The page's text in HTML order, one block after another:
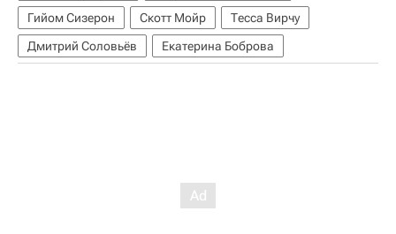
Гийом Сизерон
Скотт Мойр
Тесса Вирчу
Дмитрий Соловьёв
Екатерина Боброва